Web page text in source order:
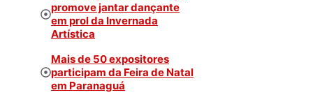
promove jantar dançante
em prol da Invernada
Artística
Mais de 50 expositores
participam da Feira de Natal
em Paranaguá